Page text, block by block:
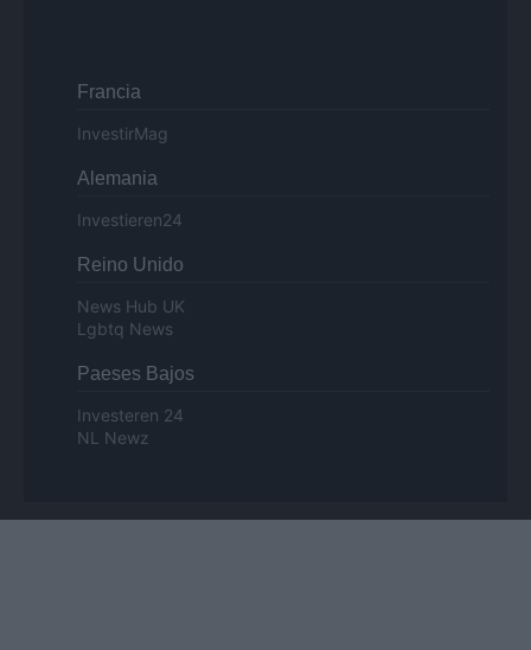
Francia
InvestirMag
Alemania
Investieren24
Reino Unido
News Hub UK
Lgbtq News
Paeses Bajos
Investeren 24
NL Newz